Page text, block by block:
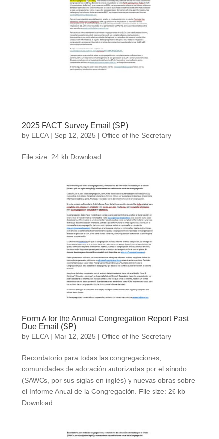
2025 FACT Survey Email (SP)
by ELCA| Sep 12, 2025 | Office of the Secretary
File size: 24 kb Download
Form A for the Annual Congregation Report Past
Due Email (SP)
by ELCA| Mar 12, 2025 | Office of the Secretary
Recordatorio para todas las congregaciones,
comunidades de adoración autorizadas por el sínodo
(SAWCs, por sus siglas en inglés) y nuevas obras sobre
el Informe Anual de la Congregación. File size: 26 kb
Download